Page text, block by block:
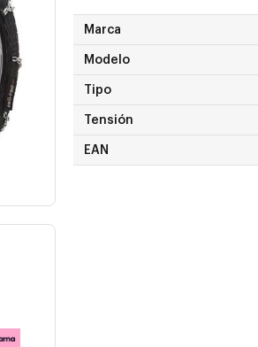
Marca
Modelo
Tipo
Tensión
EAN